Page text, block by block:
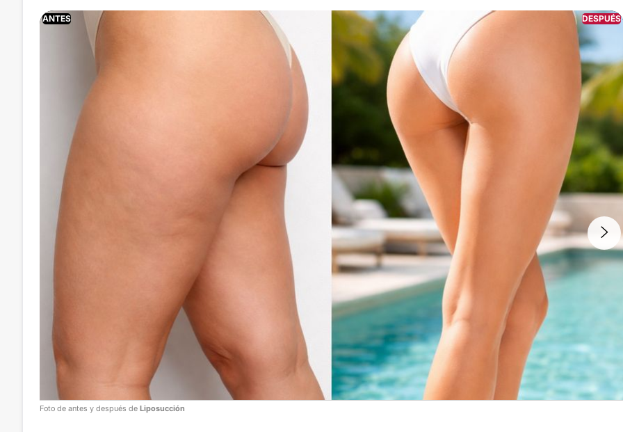
ANTES DESPUÉS
Foto de antes y después de Liposucción